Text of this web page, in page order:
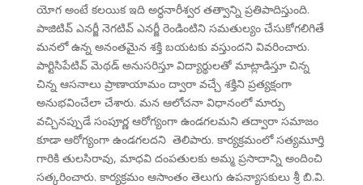
యోగ అంటే కలయిక ఇది అర్ధనారీశ్వర తత్వాన్ని ప్రతిపాదిస్తుంది.
పాజిటివ్ ఎనర్జీ నెగటివ్ ఎనర్జీ రెండింటిని సమతుల్యం చేసుకోగలిగితే
మనలో ఉన్న అనంతమైన శక్తి బయటకు వస్తుందని వివరించారు.
పార్టిసిపేటివ్ మెథడ్ అనుసరిస్తూ విద్యార్థులతో మాట్లాడిస్తూ చిన్న
చిన్న ఆసనాలు ప్రాణాయామం ద్వారా వచ్చే శక్తిని ప్రత్యక్షంగా
అనుభవించేలా చేశారు. మన ఆలోచనా విధానంలో మార్పు
వచ్చినప్పుడే సంపూర్ణ ఆరోగ్యంగా ఉండగలమని తద్వారా సమాజం
కూడా ఆరోగ్యంగా ఉండగలదని తెలిపారు. కార్యక్రమంలో సత్యమూర్తి
గారికి తులసిరావు, మాధవి దంపతులకు అమ్మ ప్రసాదాన్ని అందించి
సత్కరించారు. కార్యక్రమం ఆసాంతం తెలుగు ఉపన్యాసకులు శ్రీ బి.వి.